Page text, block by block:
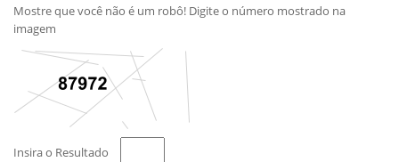
Mostre que você não é um robô! Digite o número mostrado na
imagem
Insira o Resultado